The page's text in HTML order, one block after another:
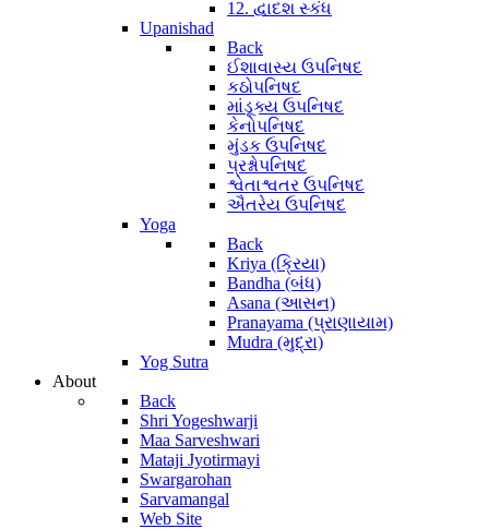
12. દ્વાદશ સ્કંધ
Upanishad
Back
ઈશાવાસ્ય ઉપનિષદ
કઠોપનિષદ
માંડૂક્ય ઉપનિષદ
કેનોપનિષદ
મુંડક ઉપનિષદ
પ્રશ્નોપનિષદ
શ્વેતાશ્વતર ઉપનિષદ
ઐતરેય ઉપનિષદ
Yoga
Back
Kriya (ક્રિયા)
Bandha (બંધ)
Asana (આસન)
Pranayama (પ્રાણાયામ)
Mudra (મુદ્રા)
Yog Sutra
About
Back
Shri Yogeshwarji
Maa Sarveshwari
Mataji Jyotirmayi
Swargarohan
Sarvamangal
Web Site